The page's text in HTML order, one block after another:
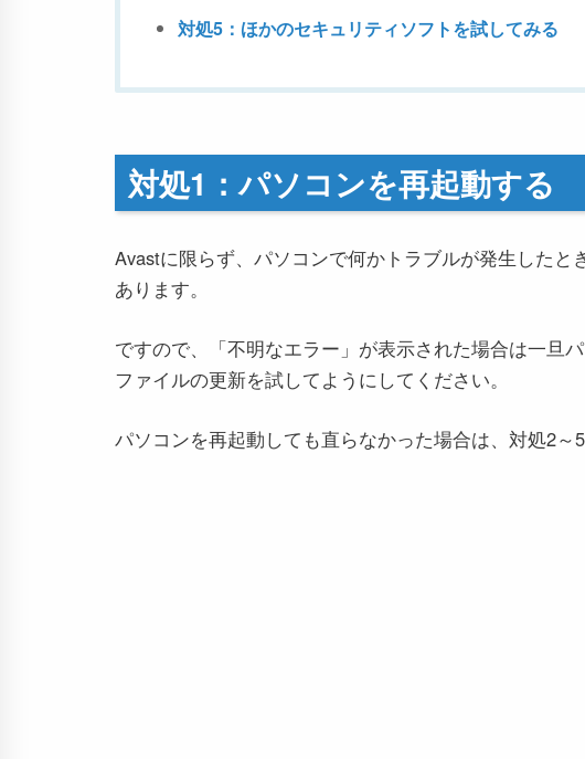
対処5：ほかのセキュリティソフトを試してみる
対処1：パソコンを再起動する
Avastに限らず、パソコンで何かトラブルが発生した
あります。
ですので、「不明なエラー」が表示された場合は一旦
ファイルの更新を試してようにしてください。
パソコンを再起動しても直らなかった場合は、対処2～5